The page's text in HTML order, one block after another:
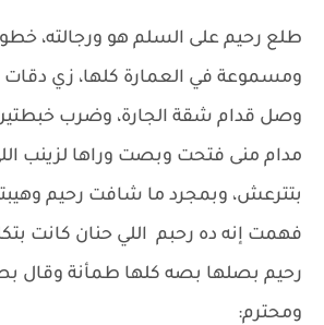
طلع رحيم على السلم هو ورجالته،
ومسموعة في العمارة كلها، زي
وصل قدام شقة الجارة، وضرب
مدام منى فتحت وبصت وراها لزينب
بتترعش، وبمجرد ما شافت رحيم وهيبته
فهمت إنه ده رحبم اللي حنان كانت
رحيم بصلها بصه كلها طمأنة وقال
ومحترم: